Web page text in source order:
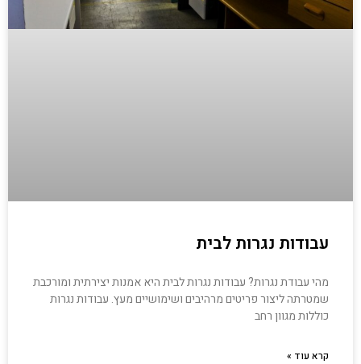
עבודות נגרות לבית
מהי עבודת נגרות? עבודות נגרות לבית היא אמנות יצירתית ומורכבת
שמטרתה ליצור פריטים מרהיבים ושימושיים מעץ. עבודות נגרות
כוללות מגוון רחב
קרא עוד »